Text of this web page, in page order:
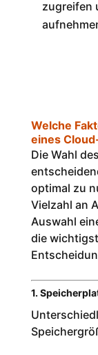
zugreifen
Welche
eines
Die Wahl
optimal zu
Vielzahl an
Auswahl
die
1.